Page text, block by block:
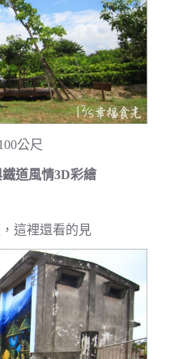
公尺
道風情3D彩繪
這裡還看的見